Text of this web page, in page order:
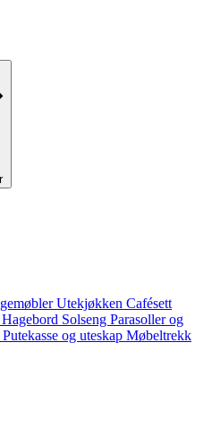
Utekjøkken Cafésett
Hagebord Solseng Parasoller og
Putekasse og uteskap Møbeltrekk